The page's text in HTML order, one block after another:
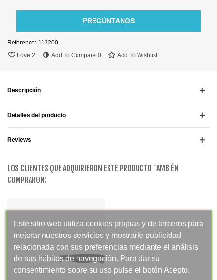
PREGÚNTANOS
Reference: 113200
Love 2 Add To Compare 0 Add To Wishlist
Descripción
Detalles del producto
Reviews
LOS CLIENTES QUE ADQUIRIERON ESTE PRODUCTO TAMBIÉN
COMPRARON:
Este sitio web utiliza cookies propias y de terceros para
mejorar nuestros servicios y mostrarle publicidad
relacionada con sus preferencias mediante el análisis
de sus hábitos de navegación. Para dar su
consentimiento sobre su uso pulse el botón Acepto.